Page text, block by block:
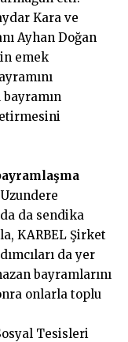
Kara ve
Ayhan Doğan
emek
bayramın
da sendika
KARBEL Şirket
da yer
bayramlarını
onlarla toplu
Tesisleri